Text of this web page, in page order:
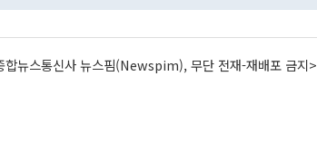
합뉴스통신사 뉴스핌(Newspim), 무단 전재-재배포 금지>